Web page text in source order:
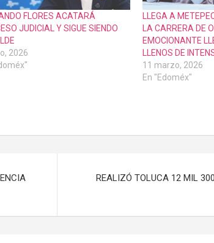
FLORES ACATARÁ
JUDICIAL Y SIGUE SIENDO
2026
LLEGA A
LA CARRERA DE
EMOCIONANTE
LLENOS DE
11 marzo, 2026
En "Edoméx"
REALIZÓ TOLUCA 12 MIL